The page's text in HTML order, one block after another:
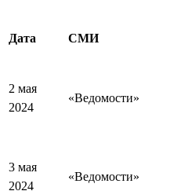
Дата СМИ
2 мая
2024
«Ведомости»
3 мая
2024
«Ведомости»